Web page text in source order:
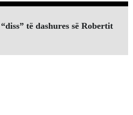
të dashures së Robertit